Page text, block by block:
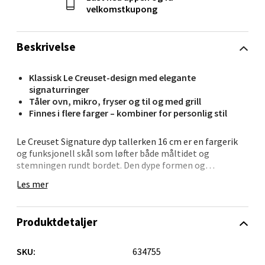
Beskrivelse
Klassisk Le Creuset-design med elegante
signaturringer
Tåler ovn, mikro, fryser og til og med grill
Finnes i flere farger – kombiner for personlig stil
Le Creuset Signature dyp tallerken 16 cm er en fargerik
og funksjonell skål som løfter både måltidet og
stemningen rundt bordet. Den dype formen og
og granola til varm suppe eller en liten pastarett.
beskytter mot riper og flekker, og gjør rengjøringen
oppvaskmaskin – en praktisk og vakker del av hverdagen.
Les mer
velkomstkupong
Produktdetaljer
SKU:
634755
Orkanger
Brodtkorbsgate 7, 1338 Sandvika
Åpent i dag 09-19
0 i butikk